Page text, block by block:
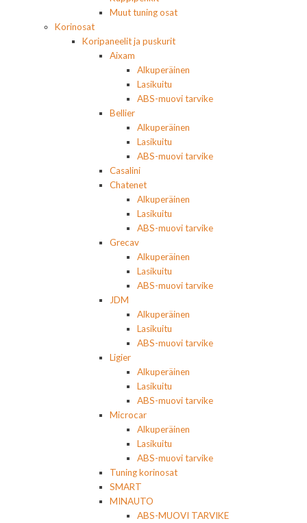
Muut tuning osat
Korinosat
Koripaneelit ja puskurit
Aixam
Alkuperäinen
Lasikuitu
ABS-muovi tarvike
Bellier
Alkuperäinen
Lasikuitu
ABS-muovi tarvike
Casalini
Chatenet
Alkuperäinen
Lasikuitu
ABS-muovi tarvike
Grecav
Alkuperäinen
Lasikuitu
ABS-muovi tarvike
JDM
Alkuperäinen
Lasikuitu
ABS-muovi tarvike
Ligier
Alkuperäinen
Lasikuitu
ABS-muovi tarvike
Microcar
Alkuperäinen
Lasikuitu
ABS-muovi tarvike
Tuning korinosat
SMART
MINAUTO
ABS-MUOVI TARVIKE